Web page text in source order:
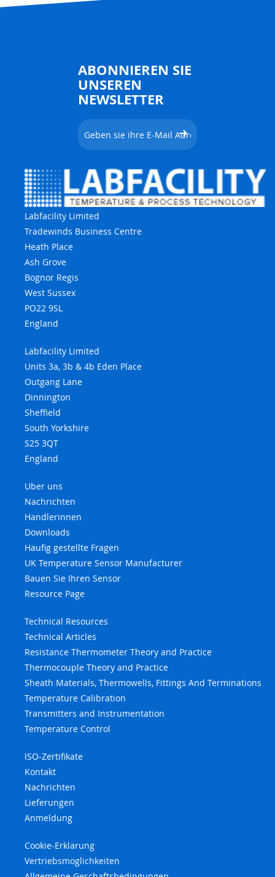
ABONNIEREN SIE
UNSEREN
NEWSLETTER
Labfacility Limited
Tradewinds Business Centre
Heath Place
Ash Grove
Bognor Regis
West Sussex
PO22 9SL
England
Labfacility Limited
Units 3a, 3b & 4b Eden Place
Outgang Lane
Dinnington
Sheffield
South Yorkshire
S25 3QT
England
Uber uns
Nachrichten
Handlerinnen
Downloads
Haufig gestellte Fragen
UK Temperature Sensor Manufacturer
Bauen Sie Ihren Sensor
Resource Page
Technical Resources
Technical Articles
Resistance Thermometer Theory and Practice
Thermocouple Theory and Practice
Sheath Materials, Thermowells, Fittings And Terminations
Temperature Calibration
Transmitters and Instrumentation
Temperature Control
ISO-Zertifikate
Kontakt
Nachrichten
Lieferungen
Anmeldung
Cookie-Erklarung
Vertriebsmoglichkeiten